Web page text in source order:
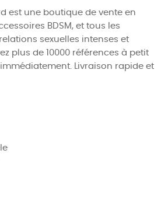
est une boutique de vente en
BDSM, et tous les
sexuelles intenses et
plus de 10000 références à petit
Livraison rapide et